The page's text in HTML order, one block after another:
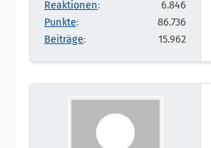
Reaktionen
6.846
Punkte
86.736
Beiträge
15.962